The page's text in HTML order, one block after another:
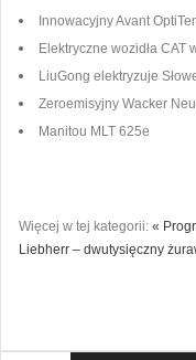
Innowacyjny Avant
Elektryczne wozidła CAT
LiuGong elektryzuje
Zeroemisyjny Wacker
Manitou MLT 625e
Więcej w tej kategorii: «
Liebherr – dwutysięczny